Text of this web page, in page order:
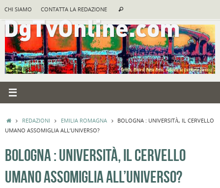
contenuto
CHI SIAMO CONTATTA LA REDAZIONE Cerca
HOMEREDAZIONI EMILIA ROMAGNA
BOLOGNA : UNIVERSITÀ, IL CERVELLO
UMANO ASSOMIGLIA ALL’UNIVERSO?
BOLOGNA : UNIVERSITÀ, IL CERVELLO
UMANO ASSOMIGLIA ALL’UNIVERSO?